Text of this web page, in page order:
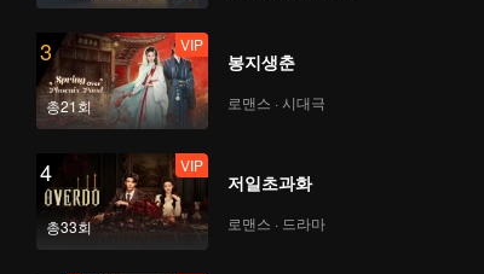
3
총21회
VIP
봉지생춘
로맨스 · 시대극
4
총33회
VIP
저일초과화
로맨스 · 드라마